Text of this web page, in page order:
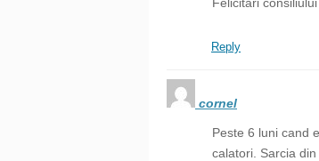
Reply
cornel
Peste 6 luni cand
calatori. Sarcia